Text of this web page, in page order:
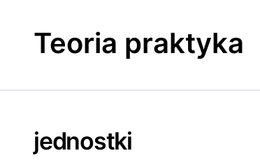
contentTeoria praktyka
jednostki